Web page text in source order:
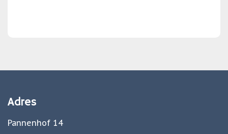
Adres
Pannenhof 14